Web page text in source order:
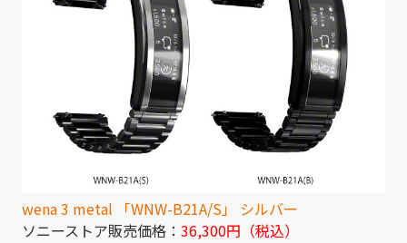
wena 3 metal 「WNW-B21A/S」 シルバー
ソニーストア販売価格： 36,300円（税込）